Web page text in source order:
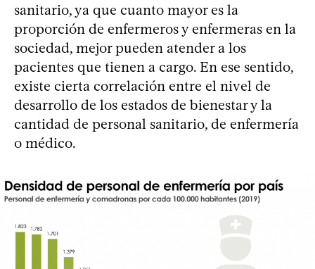
sanitario, ya que cuanto mayor es la
proporción de enfermeros y enfermeras en la
sociedad, mejor pueden atender a los
pacientes que tienen a cargo. En ese sentido,
existe cierta correlación entre el nivel de
desarrollo de los estados de bienestar y la
cantidad de personal sanitario, de enfermería
o médico.